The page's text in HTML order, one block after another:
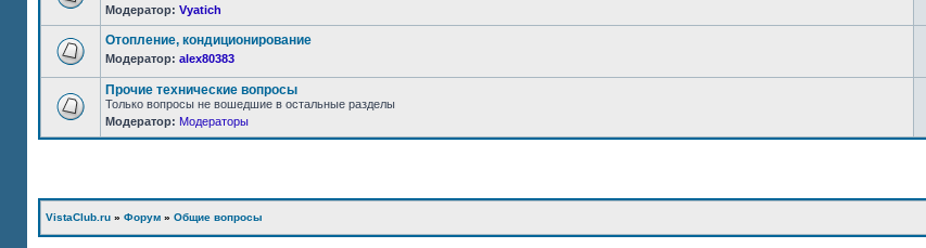
Модератор: Vyatich
Отопление, кондиционирование
Модератор: alex80383
Прочие технические вопросы
Только вопросы не вошедшие в остальные разделы
Модератор: Модераторы
VistaClub.ru » Форум » Общие вопросы